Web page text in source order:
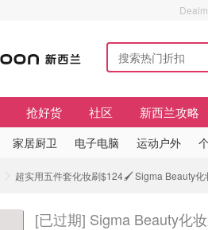
抢好货 社区 新西兰攻略
家居厨卫 电子电脑 运动户外
超实用五件套化妆刷$124🖌️ Sigma Beauty化
[已过期] Sigma Beauty化